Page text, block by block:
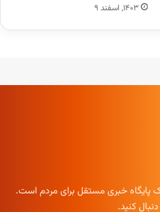
۱۴۰۳, اسفند ۹
خبری مستقل برای مردم است.
کنید.